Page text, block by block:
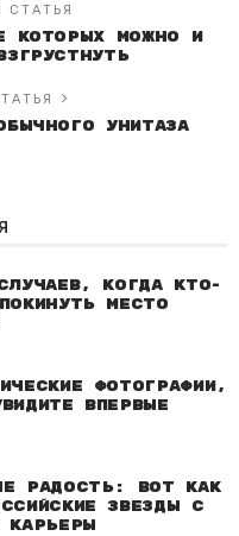
СТАТЬЯ
которых можно и
унитаза
когда кто-
место
фотографии,
впервые
радость: Вот как
звезды с
карьеры